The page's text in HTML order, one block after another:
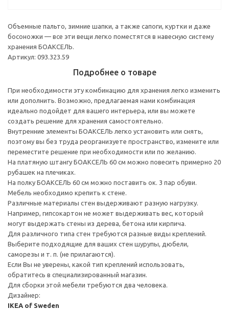
Объемные пальто, зимние шапки, а также сапоги, куртки и даже
босоножки — все эти вещи легко поместятся в навесную систему
хранения БОАКСЕЛЬ.
Артикул: 093.323.59
Подробнее о товаре
При необходимости эту комбинацию для хранения легко изменить
или дополнить. Возможно, предлагаемая нами комбинация
идеально подойдет для вашего интерьера, или вы можете
создать решение для хранения самостоятельно.
Внутренние элементы БОАКСЕЛЬ легко установить или снять,
поэтому вы без труда реорганизуете пространство, измените или
переместите решение при необходимости или по желанию.
На платяную штангу БОАКСЕЛЬ 60 см можно повесить примерно 20
рубашек на плечиках.
На полку БОАКСЕЛЬ 60 см можно поставить ок. 3 пар обуви.
Мебель необходимо крепить к стене.
Различные материалы стен выдерживают разную нагрузку.
Например, гипсокартон не может выдерживать вес, который
могут выдержать стены из дерева, бетона или кирпича.
Для различного типа стен требуются разные виды креплений.
Выберите подходящие для ваших стен шурупы, дюбели,
саморезы и т. п. (не прилагаются).
Если Вы не уверены, какой тип креплений использовать,
обратитесь в специализированный магазин.
Для сборки этой мебели требуются два человека.
Дизайнер:
IKEA of Sweden